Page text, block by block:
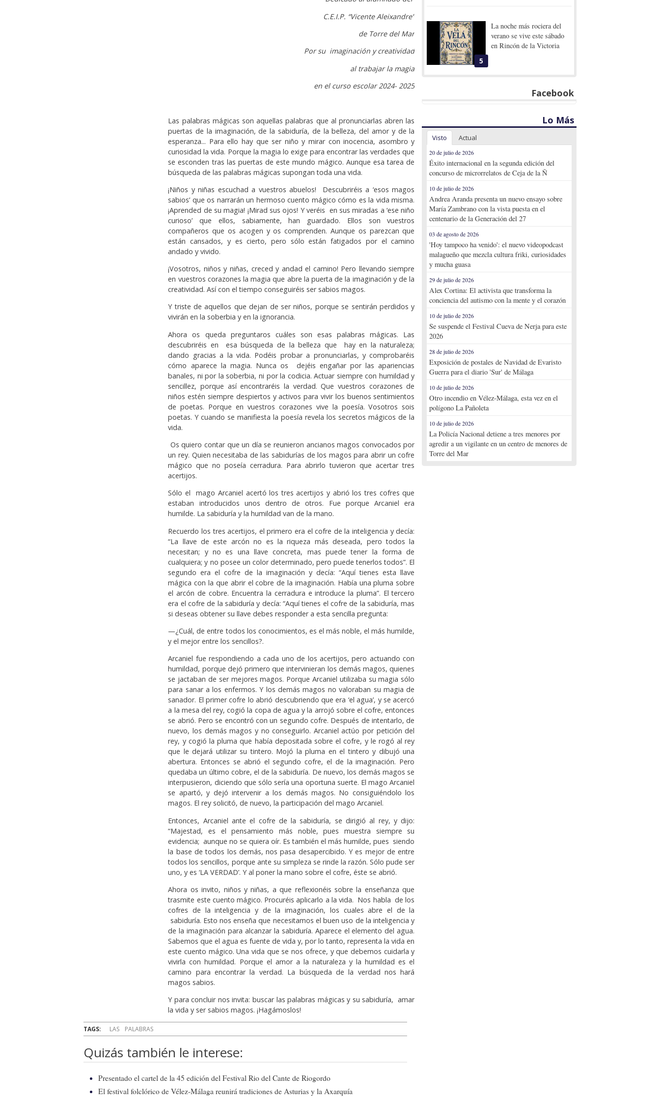
C.E.I.P. “Vicente Aleixandre”
de Torre del Mar
Por su imaginación y creatividad
al trabajar la magia
en el curso escolar 2024- 2025
Las palabras mágicas son aquellas palabras que al pronunciarlas abren las
puertas de la imaginación, de la sabiduría, de la belleza, del amor y de la
esperanza... Para ello hay que ser niño y mirar con inocencia, asombro y
curiosidad la vida. Porque la magia lo exige para encontrar las verdades que
se esconden tras las puertas de este mundo mágico. Aunque esa tarea de
búsqueda de las palabras mágicas supongan toda una vida.
¡Niños y niñas escuchad a vuestros abuelos! Descubriréis a ‘esos magos
sabios’ que os narrarán un hermoso cuento mágico cómo es la vida misma.
¡Aprended de su magia! ¡Mirad sus ojos! Y veréis en sus miradas a ‘ese niño
curioso’ que ellos, sabiamente, han guardado. Ellos son vuestros
compañeros que os acogen y os comprenden. Aunque os parezcan que
están cansados, y es cierto, pero sólo están fatigados por el camino
andado y vivido.
¡Vosotros, niños y niñas, creced y andad el camino! Pero llevando siempre
en vuestros corazones la magia que abre la puerta de la imaginación y de la
creatividad. Así con el tiempo conseguiréis ser sabios magos.
Y triste de aquellos que dejan de ser niños, porque se sentirán perdidos y
vivirán en la soberbia y en la ignorancia.
Ahora os queda preguntaros cuáles son esas palabras mágicas. Las
descubriréis en esa búsqueda de la belleza que hay en la naturaleza;
dando gracias a la vida. Podéis probar a pronunciarlas, y comprobaréis
cómo aparece la magia. Nunca os dejéis engañar por las apariencias
banales, ni por la soberbia, ni por la codicia. Actuar siempre con humildad y
sencillez, porque así encontraréis la verdad. Que vuestros corazones de
niños estén siempre despiertos y activos para vivir los buenos sentimientos
de poetas. Porque en vuestros corazones vive la poesía. Vosotros sois
poetas. Y cuando se manifiesta la poesía revela los secretos mágicos de la
vida.
Os quiero contar que un día se reunieron ancianos magos convocados por
un rey. Quien necesitaba de las sabidurías de los magos para abrir un cofre
mágico que no poseía cerradura. Para abrirlo tuvieron que acertar tres
acertijos.
Sólo el mago Arcaniel acertó los tres acertijos y abrió los tres cofres que
estaban introducidos unos dentro de otros. Fue porque Arcaniel era
humilde. La sabiduría y la humildad van de la mano.
Recuerdo los tres acertijos, el primero era el cofre de la inteligencia y decía:
“La llave de este arcón no es la riqueza más deseada, pero todos la
necesitan; y no es una llave concreta, mas puede tener la forma de
cualquiera; y no posee un color determinado, pero puede tenerlos todos”. El
segundo era el cofre de la imaginación y decía: “Aquí tienes esta llave
mágica con la que abrir el cobre de la imaginación. Había una pluma sobre
el arcón de cobre. Encuentra la cerradura e introduce la pluma”. El tercero
era el cofre de la sabiduría y decía: “Aquí tienes el cofre de la sabiduría, mas
si deseas obtener su llave debes responder a esta sencilla pregunta:
—¿Cuál, de entre todos los conocimientos, es el más noble, el más humilde,
y el mejor entre los sencillos?.
Arcaniel fue respondiendo a cada uno de los acertijos, pero actuando con
humildad, porque dejó primero que intervinieran los demás magos, quienes
se jactaban de ser mejores magos. Porque Arcaniel utilizaba su magia sólo
para sanar a los enfermos. Y los demás magos no valoraban su magia de
sanador. El primer cofre lo abrió descubriendo que era ‘el agua’, y se acercó
a la mesa del rey, cogió la copa de agua y la arrojó sobre el cofre, entonces
se abrió. Pero se encontró con un segundo cofre. Después de intentarlo, de
nuevo, los demás magos y no conseguirlo. Arcaniel actúo por petición del
rey, y cogió la pluma que había depositada sobre el cofre, y le rogó al rey
que le dejará utilizar su tintero. Mojó la pluma en el tintero y dibujó una
abertura. Entonces se abrió el segundo cofre, el de la imaginación. Pero
quedaba un último cobre, el de la sabiduría. De nuevo, los demás magos se
interpusieron, diciendo que sólo sería una oportuna suerte. El mago Arcaniel
se apartó, y dejó intervenir a los demás magos. No consiguiéndolo los
magos. El rey solicitó, de nuevo, la participación del mago Arcaniel.
Entonces, Arcaniel ante el cofre de la sabiduría, se dirigió al rey, y dijo:
“Majestad, es el pensamiento más noble, pues muestra siempre su
evidencia; aunque no se quiera oír. Es también el más humilde, pues siendo
la base de todos los demás, nos pasa desapercibido. Y es mejor de entre
todos los sencillos, porque ante su simpleza se rinde la razón. Sólo pude ser
uno, y es ‘LA VERDAD’. Y al poner la mano sobre el cofre, éste se abrió.
Ahora os invito, niños y niñas, a que reflexionéis sobre la enseñanza que
trasmite este cuento mágico. Procuréis aplicarlo a la vida. Nos habla de los
cofres de la inteligencia y de la imaginación, los cuales abre el de la
sabiduría. Esto nos enseña que necesitamos el buen uso de la inteligencia y
de la imaginación para alcanzar la sabiduría. Aparece el elemento del agua.
Sabemos que el agua es fuente de vida y, por lo tanto, representa la vida en
este cuento mágico. Una vida que se nos ofrece, y que debemos cuidarla y
vivirla con humildad. Porque el amor a la naturaleza y la humildad es el
camino para encontrar la verdad. La búsqueda de la verdad nos hará
magos sabios.
Y para concluir nos invita: buscar las palabras mágicas y su sabiduría, amar
la vida y ser sabios magos. ¡Hagámoslos!
TAGS: LAS PALABRAS
Quizás también le interese:
Presentado el cartel de la 45 edición del Festival Rio del Cante de Riogordo
El festival folclórico de Vélez-Málaga reunirá tradiciones de Asturias y la Axarquía
5
La noche más rociera del
verano se vive este sábado
en Rincón de la Victoria
Facebook
Lo Más
Visto Actual
20 de julio de 2026
Éxito internacional en la segunda edición del
concurso de microrrelatos de Ceja de la Ñ
10 de julio de 2026
Andrea Aranda presenta un nuevo ensayo sobre
María Zambrano con la vista puesta en el
centenario de la Generación del 27
03 de agosto de 2026
'Hoy tampoco ha venido': el nuevo videopodcast
malagueño que mezcla cultura friki, curiosidades
y mucha guasa
29 de julio de 2026
Alex Cortina: El activista que transforma la
conciencia del autismo con la mente y el corazón
10 de julio de 2026
Se suspende el Festival Cueva de Nerja para este
2026
28 de julio de 2026
Exposición de postales de Navidad de Evaristo
Guerra para el diario 'Sur' de Málaga
10 de julio de 2026
Otro incendio en Vélez-Málaga, esta vez en el
polígono La Pañoleta
10 de julio de 2026
La Policía Nacional detiene a tres menores por
agredir a un vigilante en un centro de menores de
Torre del Mar